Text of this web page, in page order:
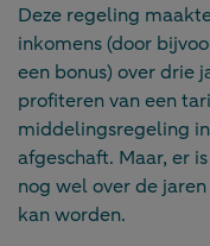
Deze regeling
inkomens (door
een bonus) over drie
profiteren van een
middelingsregeling
afgeschaft. Maar, er
nog wel over de
kan worden.